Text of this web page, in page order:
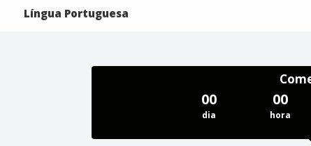
Língua Portuguesa
00
dia
00
hora